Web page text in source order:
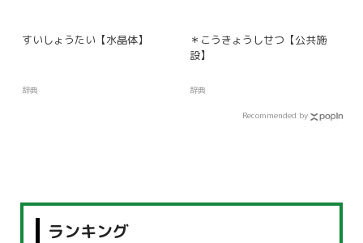
すいしょうたい【水晶体】
辞典
＊こうきょうしせつ【公共施
設】
辞典
Recommended by
ランキング